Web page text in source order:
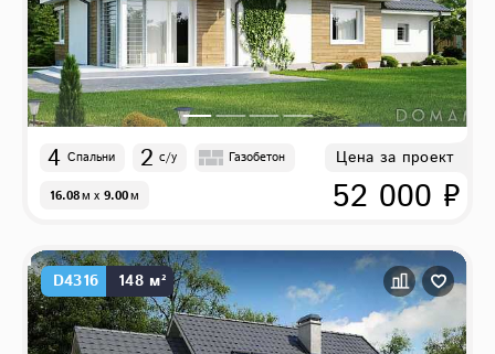
4 Спальни 2 с/у Газобетон
16.08м x 9.00м
Цена за проект
52 000 ₽
D4316 148 м²